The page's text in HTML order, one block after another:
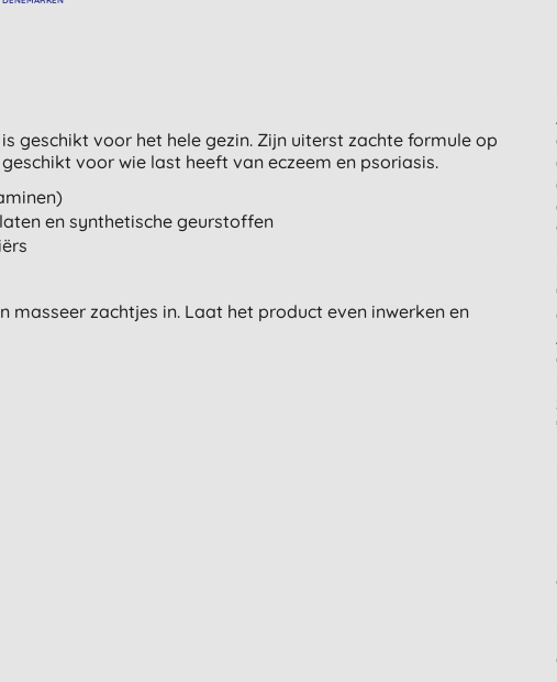
geschikt voor het hele gezin. Zijn uiterst zachte formule op
voor wie last heeft van eczeem en psoriasis.
en synthetische geurstoffen
masseer zachtjes in. Laat het product even inwerken en